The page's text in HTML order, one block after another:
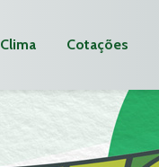
Clima Cotações